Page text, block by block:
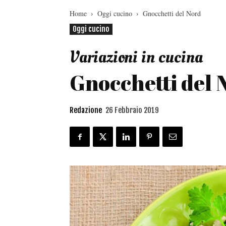
Home Oggi cucino
Gnocchetti del Nord
Oggi cucino
Variazioni in cucina
Gnocchetti del
Redazione 26 Febbraio 2019